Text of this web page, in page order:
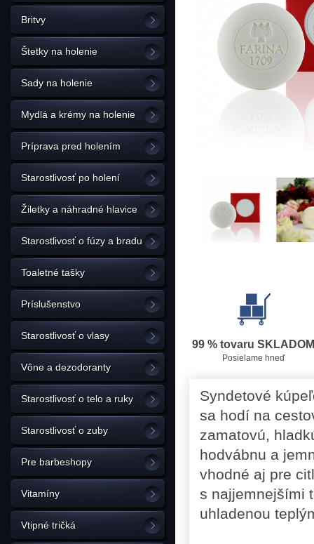
Britvy
Štetky na holenie
Sady na holenie
Mydlá a krémy na holenie
Príprava pred holením
Starostlivosť po holení
Žiletky a náhradné hlavice
Starostlivosť o fúzy a bradu
Toaletné tašky
Príslušenstvo
Starostlivosť o vlasy
Vône a dezodoranty
Starostlivosť o telo a ruky
Starostlivosť o zuby
Pre barbeshopy
Vitamíny
Vtipné tričká
99 % tovaru SKLADOM
Posielame hneď
Syndetové
sa hodí na
zamatovú,
hodvábnu a
vhodné aj pre
s najjemnejšími
uhladenou